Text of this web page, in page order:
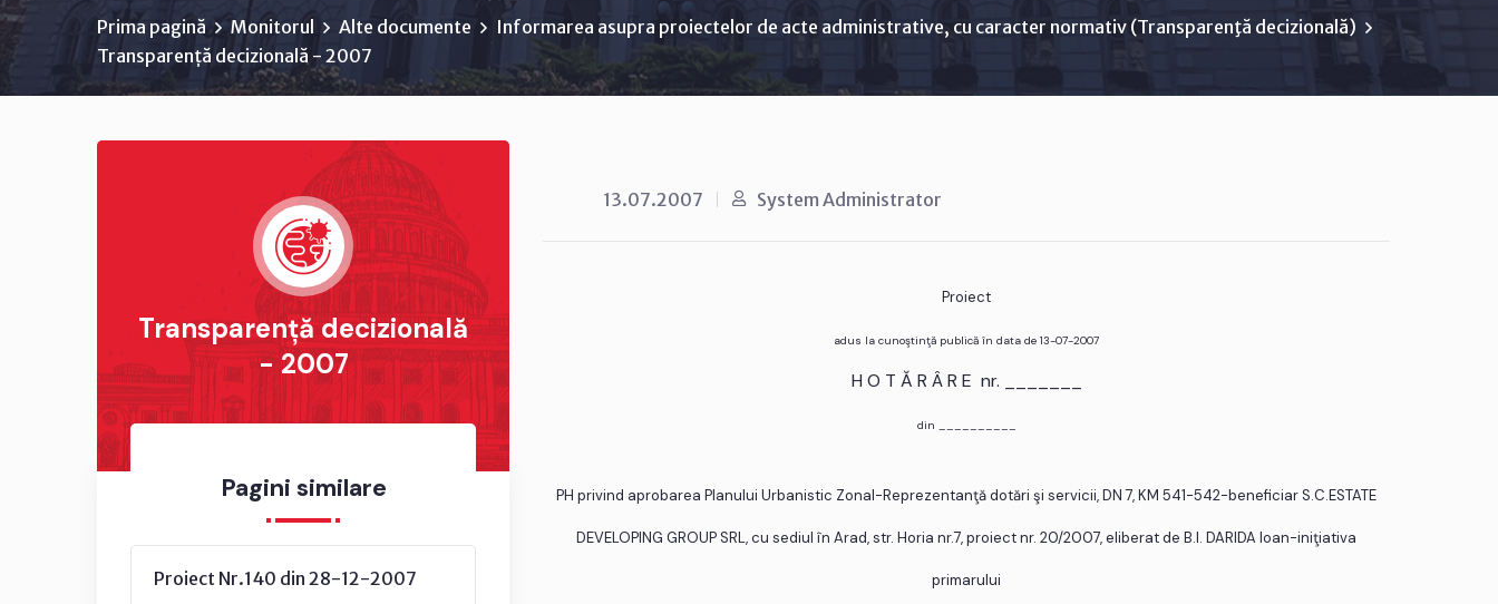
Prima pagină Monitorul Alte documente
Informarea asupra proiectelor de acte administrative, cu caracter normativ (Transparenţă decizională)
Transparență decizională - 2007
Transparență decizională
- 2007
Pagini similare
Proiect Nr.140 din 28-12-2007
13.07.2007 System Administrator
Proiect
adus la cunoştinţă publică în data de 13-07-2007
H O T Ă R Â R E nr. _______
din __________
PH privind aprobarea Planului Urbanistic Zonal-Reprezentanţă dotări şi servicii, DN 7, KM 541-542-beneficiar S.C.ESTATE
DEVELOPING GROUP SRL, cu sediul în Arad, str. Horia nr.7, proiect nr. 20/2007, eliberat de B.I. DARIDA Ioan-iniţiativa
primarului